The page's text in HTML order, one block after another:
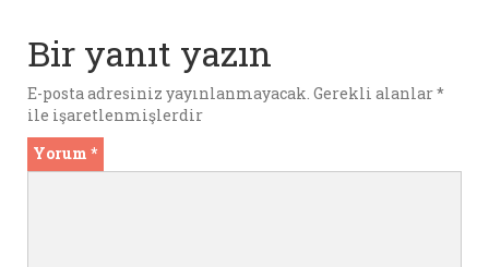
o
k
p
p
Bir yanıt yazın
E-posta adresiniz yayınlanmayacak. Gerekli alanlar*
ile işaretlenmişlerdir
Yorum *